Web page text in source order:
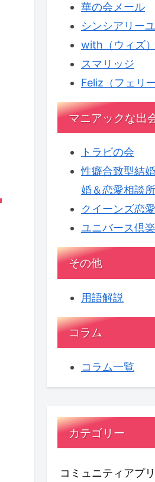
華の会メール
シンシアリー
with（ウィズ）
スマリッジ
Feliz（フェリー
マニアックな出
トラビの会
性癖合致型結
婚＆恋愛相談所
クイーンズ恋
ユニバース倶
その他
用語解説
コラム
コラム一覧
カテゴリー
コミュニティアプリ